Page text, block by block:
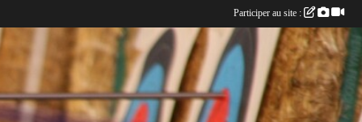
Participer au site :